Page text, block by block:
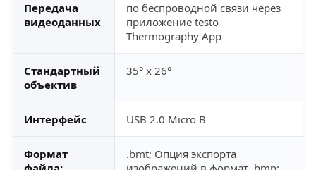
Передача
видеоданных
по беспроводной связи через
приложение testo
Thermography App
Стандартный
объектив
35° x 26°
Интерфейс USB 2.0 Micro B
Формат
.bmt; Опция экспорта